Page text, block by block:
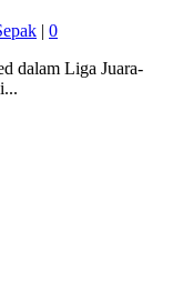
| 0
dalam Liga Juara-